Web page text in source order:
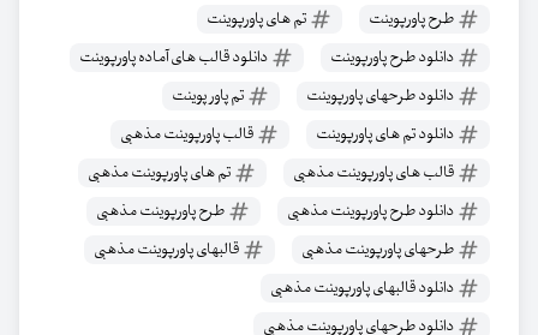
طرح پاورپوینت
تم های پاورپوینت
دانلود طرح پاورپوینت
دانلود قالب های آماده پاورپوینت
دانلود طرحهای پاورپوینت
تم پاور پوینت
دانلود تم های پاورپوینت
قالب پاورپوینت مذهبی
قالب های پاورپوینت مذهبی
تم های پاورپوینت مذهبی
دانلود طرح پاورپوینت مذهبی
طرح پاورپوینت مذهبی
طرحهای پاورپوینت مذهبی
قالبهای پاورپوینت مذهبی
دانلود قالبهای پاورپوینت مذهبی
دانلود طرحهای پاورپوینت مذهبی